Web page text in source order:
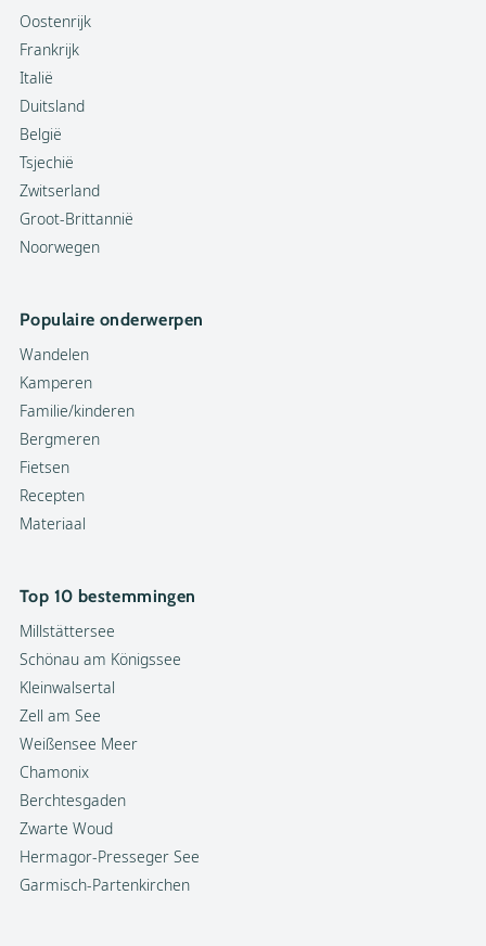
Oostenrijk
Frankrijk
Italië
Duitsland
België
Tsjechië
Zwitserland
Groot-Brittannië
Noorwegen
Populaire onderwerpen
Wandelen
Kamperen
Familie/kinderen
Bergmeren
Fietsen
Recepten
Materiaal
Top 10 bestemmingen
Millstättersee
Schönau am Königssee
Kleinwalsertal
Zell am See
Weißensee Meer
Chamonix
Berchtesgaden
Zwarte Woud
Hermagor-Presseger See
Garmisch-Partenkirchen